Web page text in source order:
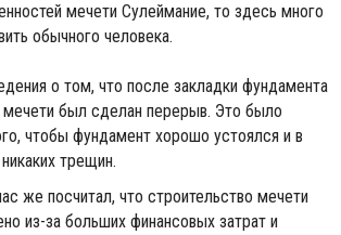
мечети Сулеймание, то здесь много
обычного человека.
о том, что после закладки фундамента
мечети был сделан перерыв. Это было
чтобы фундамент хорошо устоялся и в
трещин.
же посчитал, что строительство мечети
из-за больших финансовых затрат и